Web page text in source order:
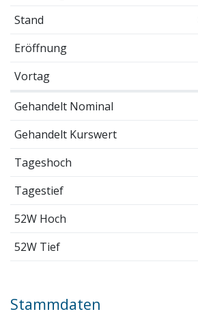
Stand
Eröffnung
Vortag
Gehandelt Nominal
Gehandelt Kurswert
Tageshoch
Tagestief
52W Hoch
52W Tief
Stammdaten